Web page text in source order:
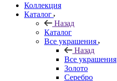
Коллекция
Каталог
Назад
Каталог
Все украшения
Назад
Все украшения
Золото
Серебро